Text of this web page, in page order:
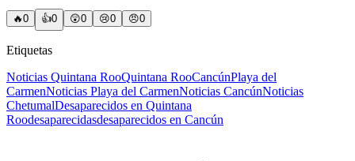
🔥0 👍0 😲0 😢0 😠0
Etiquetas
Noticias Quintana RooQuintana RooCancúnPlaya del
CarmenNoticias Playa del CarmenNoticias CancúnNoticias
ChetumalDesaparecidos en Quintana
Roodesaparecidasdesaparecidos en Cancún